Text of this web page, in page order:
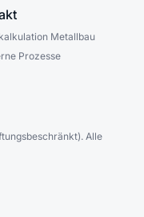
Metallbau
Prozesse
Alle